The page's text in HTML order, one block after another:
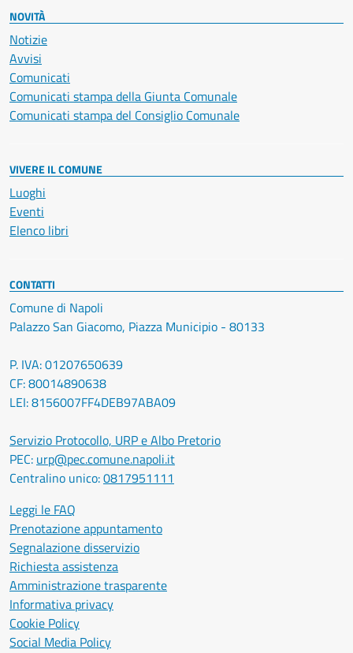
NOVITÀ
Notizie
Avvisi
Comunicati
Comunicati stampa della Giunta Comunale
Comunicati stampa del Consiglio Comunale
VIVERE IL COMUNE
Luoghi
Eventi
Elenco libri
CONTATTI
Comune di Napoli
Palazzo San Giacomo, Piazza Municipio - 80133
P. IVA: 01207650639
CF: 80014890638
LEI: 8156007FF4DEB97ABA09
Servizio Protocollo, URP e Albo Pretorio
PEC: urp@pec.comune.napoli.it
Centralino unico:0817951111
Leggi le FAQ
Prenotazione appuntamento
Segnalazione disservizio
Richiesta assistenza
Amministrazione trasparente
Informativa privacy
Cookie Policy
Social Media Policy